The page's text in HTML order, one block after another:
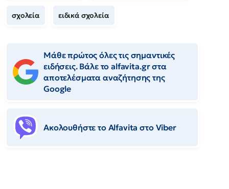
σχολεία ειδικά σχολεία
Μάθε πρώτος όλες τις σημαντικές
ειδήσεις. Βάλε το alfavita.gr στα
αποτελέσματα αναζήτησης της
Google
Ακολουθήστε το Αlfavita στο Viber